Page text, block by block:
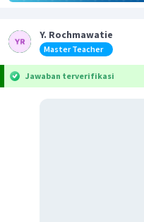
Y. Rochmawatie
Master Teacher
Jawaban terverifikasi